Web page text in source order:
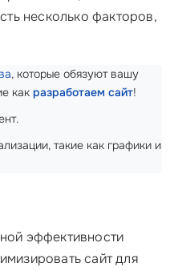
несколько факторов,
, которые обязуют вашу
как разработаем сайт!
такие как графики и
эффективности
сайт для